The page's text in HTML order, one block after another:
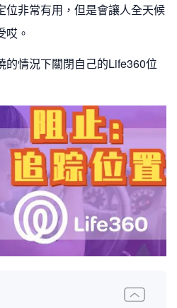
位非常有用，但是會讓人全天候
哎。
的情況下關閉自己的Life360位